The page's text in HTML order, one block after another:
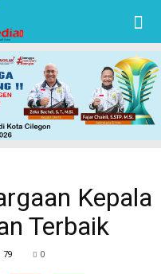
Kepala
Terbaik
79 0